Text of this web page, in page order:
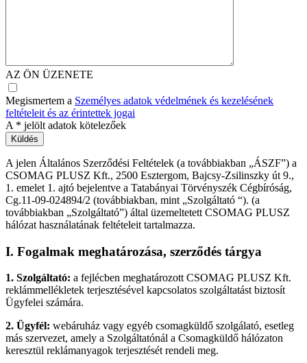
AZ ÖN ÜZENETE
Megismertem a Személyes adatok védelmének és kezelésének
feltételeit és az érintettek jogai
A * jelölt adatok kötelezőek
A jelen Általános Szerződési Feltételek (a továbbiakban „ÁSZF”) a
CSOMAG PLUSZ Kft., 2500 Esztergom, Bajcsy-Zsilinszky út 9.,
1. emelet 1. ajtó bejelentve a Tatabányai Törvényszék Cégbíróság,
Cg.11-09-024894/2 (továbbiakban, mint „Szolgáltató “). (a
továbbiakban „Szolgáltató”) által üzemeltetett CSOMAG PLUSZ
hálózat használatának feltételeit tartalmazza.
I. Fogalmak meghatározása, szerződés tárgya
1. Szolgáltató: a fejlécben meghatározott CSOMAG PLUSZ Kft.
reklámmellékletek terjesztésével kapcsolatos szolgáltatást biztosít
Ügyfelei számára.
2. Ügyfél: webáruház vagy egyéb csomagküldő szolgálató, esetleg
más szervezet, amely a Szolgáltatónál a Csomagküldő hálózaton
keresztül reklámanyagok terjesztését rendeli meg.